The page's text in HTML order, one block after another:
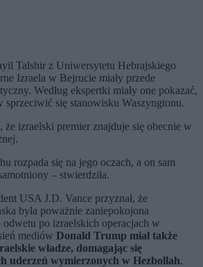
Talshir z Uniwersytetu Hebrajskiego
Izraela w Bejrucie miały przede
Według ekspertki miały one pokazać,
sprzeciwić się stanowisku Waszyngtonu.
że izraelski premier znajduje się obecnie w
rozpada się na jego oczach, a on sam
– stwierdziła.
USA J.D. Vance przyznał, że
była poważnie zaniepokojona
po izraelskich operacjach w
mediów Donald Trump miał także
władze, domagając się
uderzeń wymierzonych w Hezbollah.